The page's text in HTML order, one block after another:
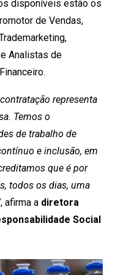
disponíveis estão os
de Vendas,
Analistas de
representa
Temos o
de trabalho de
e inclusão, em
que é por
todos os dias, uma
, afirma a diretora
Social